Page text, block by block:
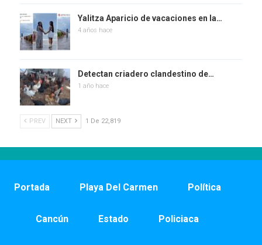
Yalitza Aparicio de vacaciones en la…
4 años hace
Detectan criadero clandestino de…
1 año hace
PREV NEXT 1 De 22,819
Portada Playa Del Carmen Política
Cancún Estado Policiaca